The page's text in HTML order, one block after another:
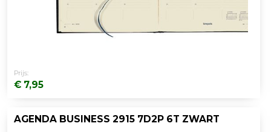
Prijs:
€ 7,95
AGENDA BUSINESS 2915 7D2P 6T ZWART